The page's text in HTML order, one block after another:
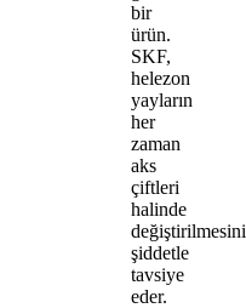
bir
ürün.
SKF,
helezon
yayların
her
zaman
aks
çiftleri
halinde
değiştirilmesini
şiddetle
tavsiye
eder.